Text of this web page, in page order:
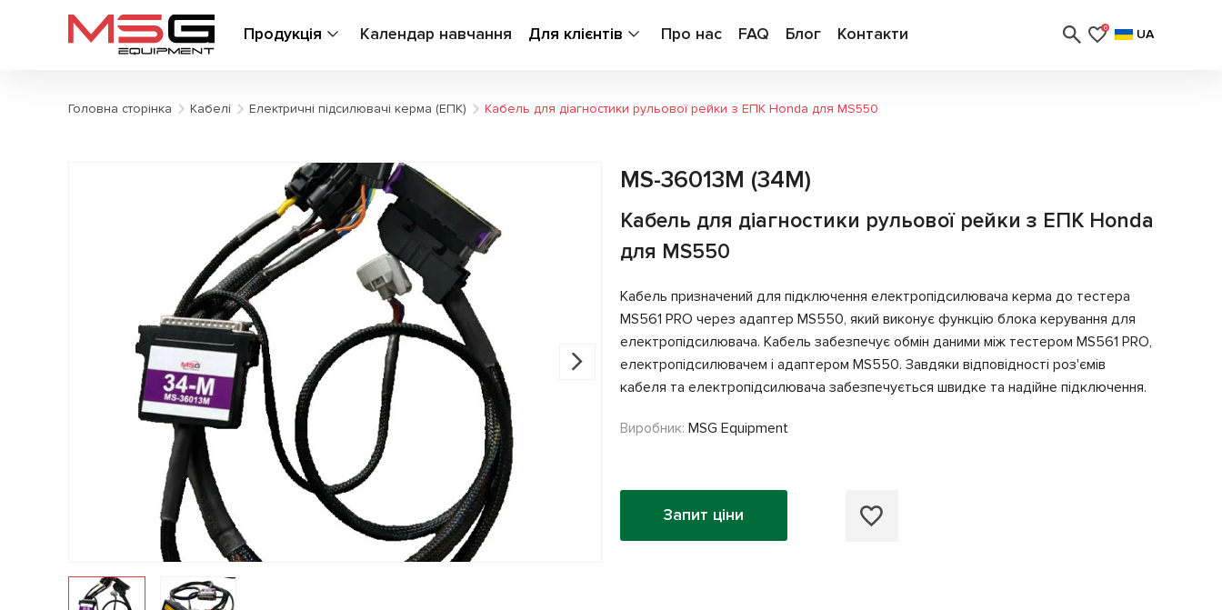
Продукція Календар навчання Для клієнтів Про нас FAQ Блог Контакти 0 UA
Головна сторінка Кабелі Електричні підсилювачі керма (ЕПК) Кабель для діагностики рульової рейки з ЕПК Honda для MS550
MS-36013M (34M)
Кабель для діагностики рульової рейки з ЕПК Honda
для MS550
Кабель призначений для підключення електропідсилювача керма до тестера
MS561 PRO через адаптер MS550, який виконує функцію блока керування для
електропідсилювача. Кабель забезпечує обмін даними між тестером MS561 PRO,
електропідсилювачем і адаптером MS550. Завдяки відповідності роз'ємів
кабеля та електропідсилювача забезпечується швидке та надійне підключення.
Виробник: MSG Equipment
Запит ціни